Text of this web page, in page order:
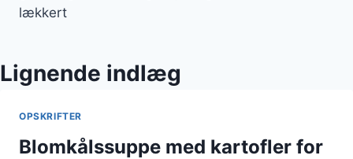
lækkert
Lignende indlæg
OPSKRIFTER
Blomkålssuppe med kartofler for